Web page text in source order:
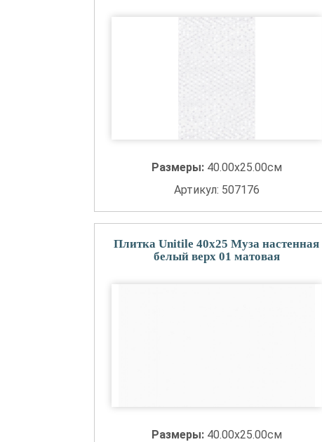
Размеры: 40.00x25.00см
Артикул: 507176
Плитка Unitile 40x25 Муза настенная
белый верх 01 матовая
Размеры: 40.00x25.00см